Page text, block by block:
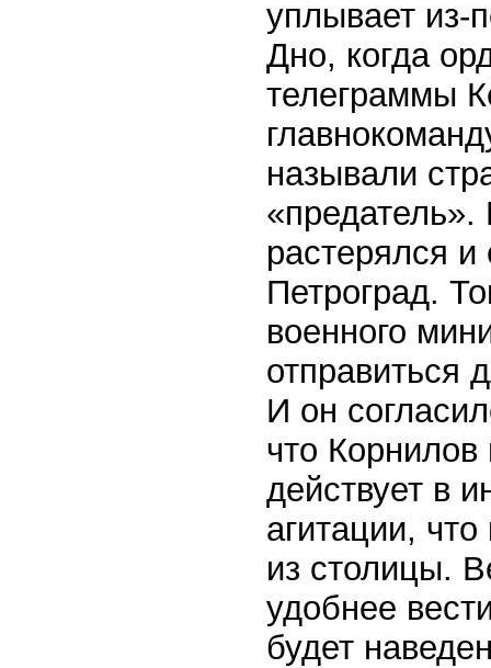
уплывает из-
Дно, когда
телеграммы
называли
растерялся
Петроград.
военного
отправиться
И он
что Корнилов
действует в
агитации,
из столицы.
удобнее
будет